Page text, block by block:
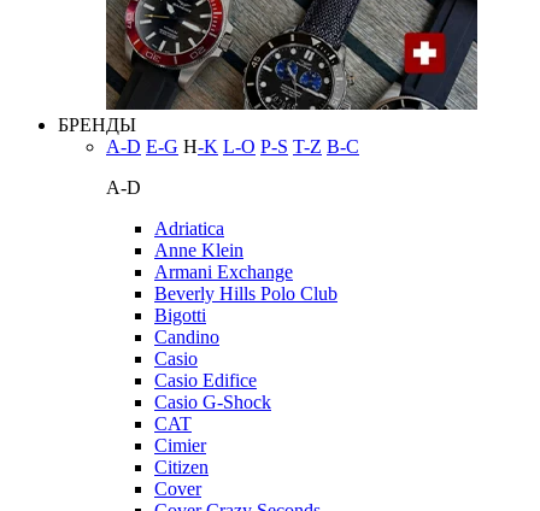
БРЕНДЫ
A-D E-G H-K L-O P-S T-Z В-С
A-D
Adriatica
Anne Klein
Armani Exchange
Beverly Hills Polo Club
Bigotti
Candino
Casio
Casio Edifice
Casio G-Shock
CAT
Cimier
Citizen
Cover